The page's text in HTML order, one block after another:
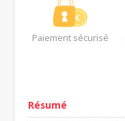
Paiement sécurisé
Résumé